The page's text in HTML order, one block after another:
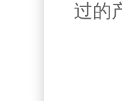
过的